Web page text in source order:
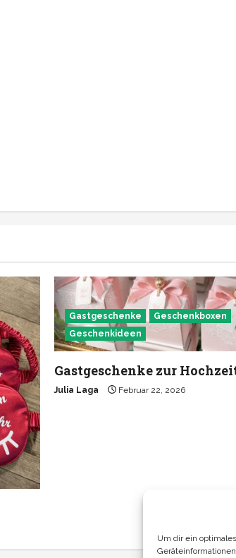
Um dir ein
Gastgeschenke
Geschenkboxen
Geschenkideen
Gastgeschenke zur
Julia Laga Februar 22, 2026